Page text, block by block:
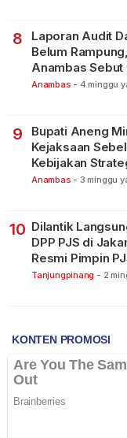
8
Laporan Audit
Belum
Anambas
Terbagi Tangani
Anambas - 4 minggu
9
Bupati Aneng
Kejaksaan
Kebijakan
Anambas - 3 minggu
10 Dilantik
DPP PJS di
Resmi Pimpin
Bintan
Tanjungpinang - 2